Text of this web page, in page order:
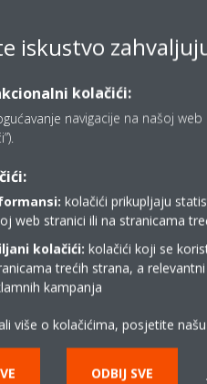
iskustvo
kolačići:
navigacije na našoj
kolačići prikupljaju
web stranici ili na stranicama
kolačići: kolačići koji se
trećih strana, a
kampanja
više o kolačićima, posjetite
ODBIJ SVE